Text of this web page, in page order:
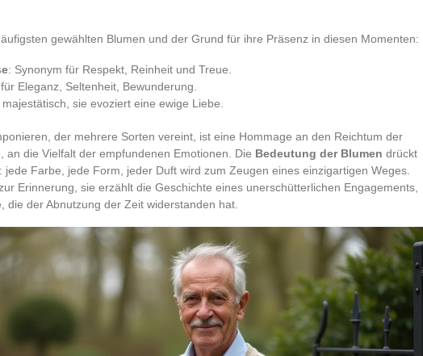
gewählten Blumen und der Grund für ihre Präsenz in diesen Momenten:
: Synonym für Respekt, Reinheit und Treue.
Eleganz, Seltenheit, Bewunderung.
sie evoziert eine ewige Liebe.
der mehrere Sorten vereint, ist eine Hommage an den Reichtum der
an die Vielfalt der empfundenen Emotionen. Die Bedeutung der Blumen drückt
jede Farbe, jede Form, jeder Duft wird zum Zeugen eines einzigartigen Weges.
Erinnerung, sie erzählt die Geschichte eines unerschütterlichen Engagements,
die der Abnutzung der Zeit widerstanden hat.